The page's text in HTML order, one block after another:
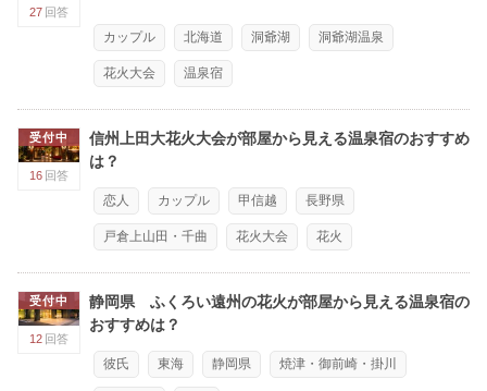
27 回答
カップル 北海道 洞爺湖 洞爺湖温泉
花火大会 温泉宿
受付中
16 回答
信州上田大花火大会が部屋から見える温泉宿のおすすめ
は？
恋人 カップル 甲信越 長野県
戸倉上山田・千曲 花火大会 花火
受付中
12 回答
静岡県 ふくろい遠州の花火が部屋から見える温泉宿の
おすすめは？
彼氏 東海 静岡県 焼津・御前崎・掛川